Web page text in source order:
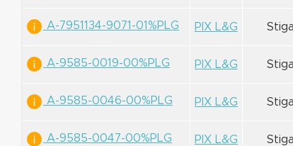
A-7951134-9071-01%PLG PIX L&G Stiga
A-9585-0019-00%PLG PIX L&G Stiga
A-9585-0046-00%PLG PIX L&G Stiga
A-9585-0047-00%PLG PIX L&G Stiga